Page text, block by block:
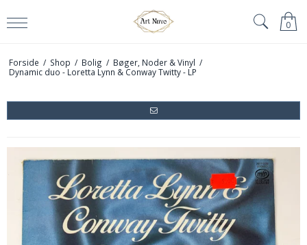
0
Forside / Shop / Bolig / Bøger, Noder & Vinyl /
Dynamic duo - Loretta Lynn & Conway Twitty - LP